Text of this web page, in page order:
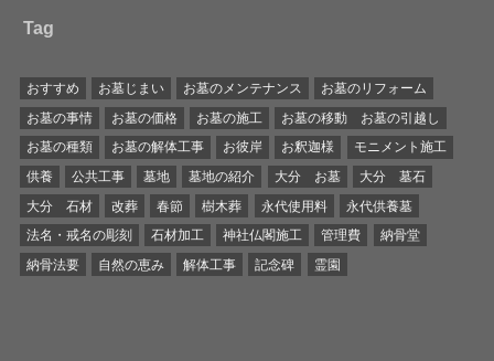
Tag
おすすめ お墓じまい お墓のメンテナンス
お墓のリフォーム
お墓の事情
お墓の価格 お墓の施工
お墓の移動 お墓の引越し
お墓の種類
お墓の解体工事 お彼岸 お釈迦様
モニメント施工
供養
公共工事 墓地 墓地の紹介 大分 お墓
大分 墓石
大分 石材
改葬 春節 樹木葬 永代使用料
永代供養墓
法名・戒名の彫刻
石材加工 神社仏閣施工 管理費
納骨堂
納骨法要
自然の恵み 解体工事 記念碑 霊園